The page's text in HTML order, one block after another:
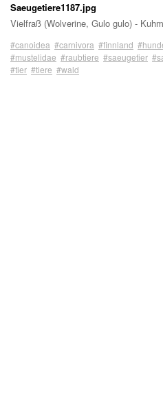
Saeugetiere1187.jpg
Vielfraß (Wolverine, Gulo gulo) -
#canoidea #carnivora #finnland
#mustelidae #raubtiere #saeugetier
#tier #tiere #wald